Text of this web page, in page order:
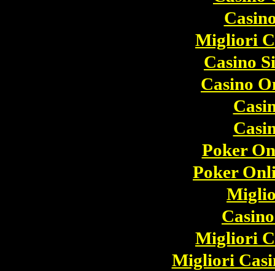
Migliori
Casino
Casino
Poker
Poker
Migliori
Migliori